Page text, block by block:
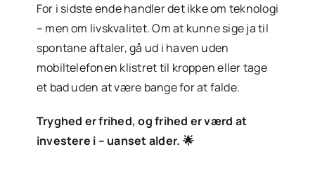
For i sidste ende handler det ikke om teknologi
– men om livskvalitet. Om at kunne sige ja til
spontane aftaler, gå ud i haven uden
mobiltelefonen klistret til kroppen eller tage
et bad uden at være bange for at falde.
Tryghed er frihed, og frihed er værd at
investere i – uanset alder. 🌟